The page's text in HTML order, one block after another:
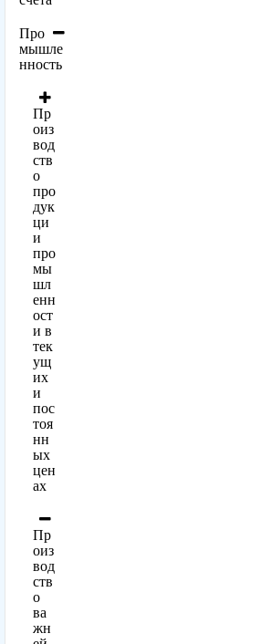
Про
мышле
нность
Пр
оиз
вод
ств
о
про
дук
ци
и
про
мы
шл
енн
ост
и в
тек
ущ
их
и
пос
тоя
нн
ых
цен
ах
Пр
оиз
вод
ств
о
ва
жн